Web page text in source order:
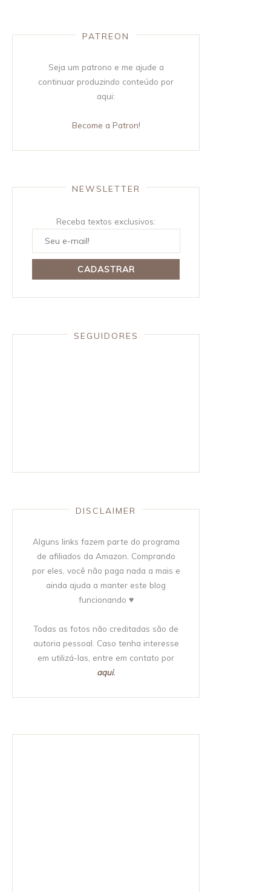
PATREON
Seja um patrono e me ajude a
continuar produzindo conteúdo por
aqui:
Become a Patron!
NEWSLETTER
Receba textos exclusivos:
SEGUIDORES
DISCLAIMER
Alguns links fazem parte do programa
de afiliados da Amazon. Comprando
por eles, você não paga nada a mais e
ainda ajuda a manter este blog
funcionando ♥
Todas as fotos não creditadas são de
autoria pessoal. Caso tenha interesse
em utilizá-las, entre em contato por
aqui.